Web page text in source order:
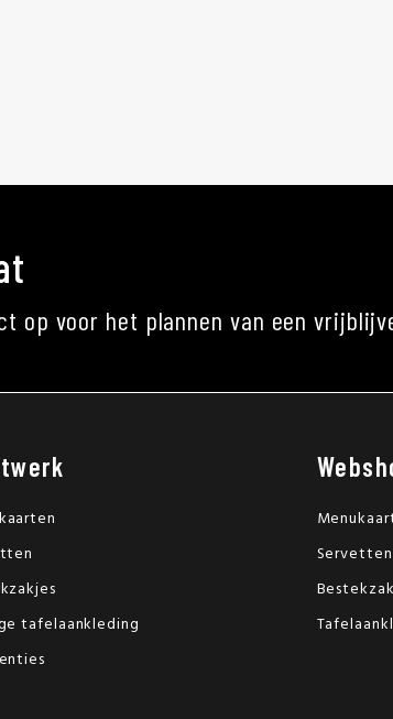
op voor het plannen van een
tafelaankleding
Servetten